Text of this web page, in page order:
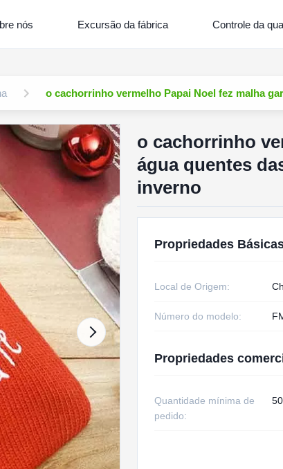
nós Excursão da fábrica Controle da
o cachorrinho vermelho Papai Noel fez malha
o cachorrinho
água quentes
inverno
Propriedades
Local de Origem:
Número do modelo:
Propriedades
Quantidade mínima de
pedido: